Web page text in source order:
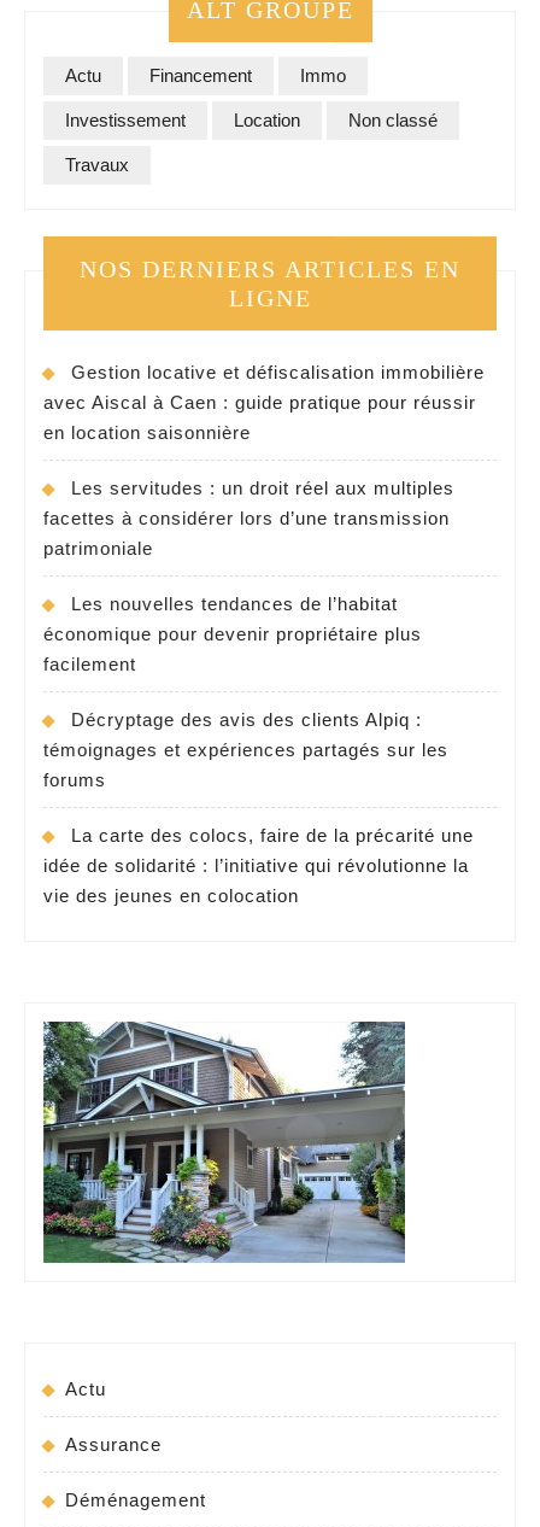
?
ALT GROUPE
Actu Financement Immo
Investissement Location Non classé
Travaux
NOS DERNIERS ARTICLES EN
LIGNE
Gestion locative et défiscalisation immobilière
avec Aiscal à Caen : guide pratique pour réussir
en location saisonnière
Les servitudes : un droit réel aux multiples
facettes à considérer lors d’une transmission
patrimoniale
Les nouvelles tendances de l’habitat
économique pour devenir propriétaire plus
facilement
Décryptage des avis des clients Alpiq :
témoignages et expériences partagés sur les
forums
La carte des colocs, faire de la précarité une
idée de solidarité : l’initiative qui révolutionne la
vie des jeunes en colocation
Actu
Assurance
Déménagement